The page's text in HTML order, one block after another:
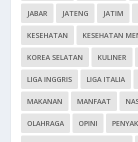
JABAR JATENG JATIM
KESEHATAN KESEHATAN
KOREA SELATAN KULINER
LIGA INGGRIS LIGA ITALIA
MAKANAN MANFAAT
OLAHRAGA OPINI